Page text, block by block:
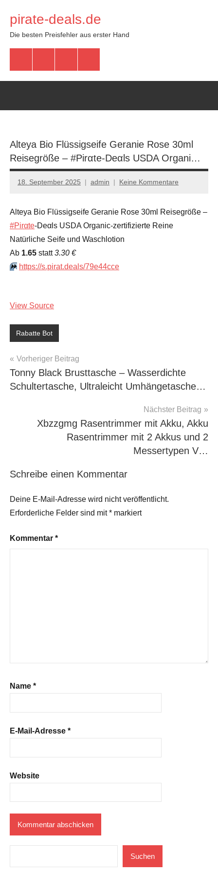
Inhalt
springen
pirate-deals.de
Die besten Preisfehler aus erster Hand
Alteya Bio Flüssigseife Geranie Rose 30ml
Reisegröße – #Pirαtе-Dеαls USDA Organi…
18. September 2025 admin Keine Kommentare
Alteya Bio Flüssigseife Geranie Rose 30ml Reisegröße –
#Pirαtе-Dеαls USDA Organic-zertifizierte Reine
Natürliche Seife und Waschlotion
Аb 1.65 statt3.30 €
⏩️ https://s.pirat.deals/79e44cce
View Source
Rabatte Bot
Beitragsnavigation
Vorheriger Beitrag
Tonny Black Brusttasche – Wasserdichte
Schultertasche, Ultraleicht Umhängetasche…
Nächster Beitrag
Xbzzgmg Rasentrimmer mit Akku, Akku
Rasentrimmer mit 2 Akkus und 2
Messertypen V…
Schreibe einen Kommentar
Deine E-Mail-Adresse wird nicht veröffentlicht.
Erforderliche Felder sind mit* markiert
Kommentar *
Name *
E-Mail-Adresse *
Website
Suchen